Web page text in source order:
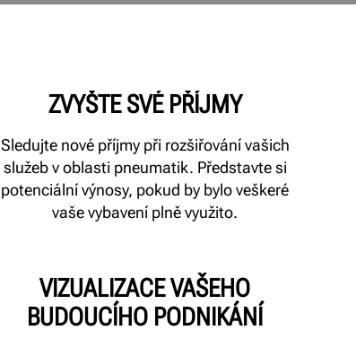
ZVYŠTE SVÉ PŘÍJMY
Sledujte nové příjmy při rozšiřování vašich
služeb v oblasti pneumatik. Představte si
potenciální výnosy, pokud by bylo veškeré
vaše vybavení plně využito.
VIZUALIZACE VAŠEHO
BUDOUCÍHO PODNIKÁNÍ